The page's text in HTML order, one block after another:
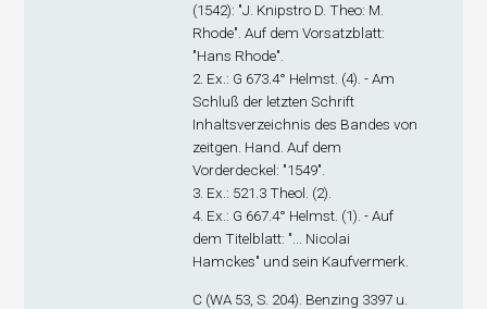
(1542): "J. Knipstro D. Theo: M.
Rhode". Auf dem Vorsatzblatt:
"Hans Rhode".
2. Ex.: G 673.4° Helmst. (4). - Am
Schluß der letzten Schrift
Inhaltsverzeichnis des Bandes von
zeitgen. Hand. Auf dem
Vorderdeckel: "1549".
3. Ex.: 521.3 Theol. (2).
4. Ex.: G 667.4° Helmst. (1). - Auf
dem Titelblatt: "... Nicolai
Hamckes" und sein Kaufvermerk.
C (WA 53, S. 204). Benzing 3397 u.